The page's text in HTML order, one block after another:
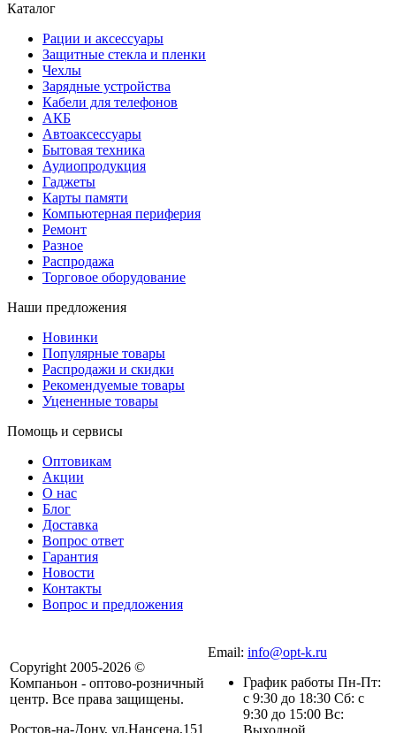
Каталог
Рации и аксессуары
Защитные стекла и пленки
Чехлы
Зарядные устройства
Кабели для телефонов
АКБ
Автоаксессуары
Бытовая техника
Аудиопродукция
Гаджеты
Карты памяти
Компьютерная периферия
Ремонт
Разное
Распродажа
Торговое оборудование
Наши предложения
Новинки
Популярные товары
Распродажи и скидки
Рекомендуемые товары
Уцененные товары
Помощь и сервисы
Оптовикам
Акции
О нас
Блог
Доставка
Вопрос ответ
Гарантия
Новости
Контакты
Вопрос и предложения
Copyright 2005-2026 ©
Компаньон - оптово-розничный
центр. Все права защищены.
Ростов-на-Дону, ул.Нансена,151
Email: info@opt-k.ru
График работы Пн-Пт:
с 9:30 до 18:30 Сб: с
9:30 до 15:00 Вс:
Выходной